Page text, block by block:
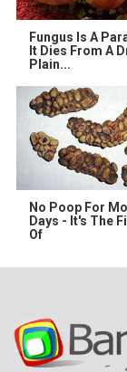
Fungus Is A
It Dies From A
Plain...
No Poop For
Days - It's The
Of